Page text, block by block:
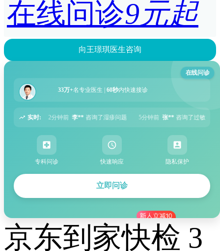
在线问诊9元起
向王璟琪医生咨询
在线问诊
33万+名专业医生 | 60秒内快速接诊
实时:
询了湿疹问题 5分钟前 张** 咨询了过敏性鼻炎问题 6分钟前 周** 咨询了
专科问诊 快速响应 隐私保护
立即问诊
京东到家快检 3